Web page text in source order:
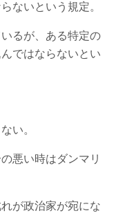
ないという規定。
るが、ある特定の
ではならないとい
い。
悪い時はダンマリ
が政治家が宛にな